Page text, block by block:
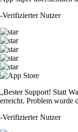
-Verifizierter Nutzer
„Bester Support! Statt
erreicht. Problem wurde
-Verifizierter Nutzer